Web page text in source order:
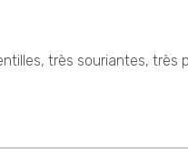
très souriantes, très